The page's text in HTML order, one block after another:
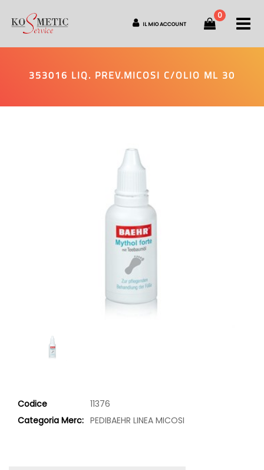
IL MIO ACCOUNT
0
353016 LIQ. PREV.MICOSI C/OLIO ML 30
Codice
11376
Categoria Merc: PEDIBAEHR LINEA MICOSI